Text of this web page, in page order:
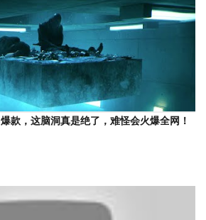
款，这脑洞真是绝了，难怪会火爆全网！